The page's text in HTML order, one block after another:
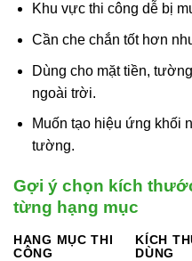
Khu vực thi công dễ bị
Cần che chắn tốt hơn
Dùng cho mặt tiền,
ngoài trời.
Muốn tạo hiệu ứng khối
tường.
Gợi ý chọn kích
từng hạng mục
HẠNG MỤC THI
CÔNG
KÍCH
DÙNG